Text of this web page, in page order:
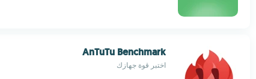
AnTuTu Benchmark
اختبر قوة جهازك